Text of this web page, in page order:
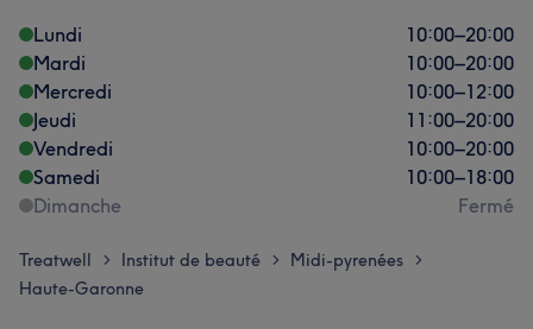
Lundi
10:00–20:00
Mardi
10:00–20:00
Mercredi
10:00–12:00
Jeudi
11:00–20:00
Vendredi
10:00–20:00
Samedi
10:00–18:00
Dimanche
Fermé
Treatwell > Institut de beauté > Midi-pyrenées >
Haute-Garonne